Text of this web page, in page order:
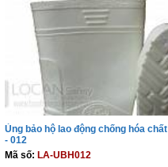
Ủng bảo hộ lao động chống hóa chất
- 012
Mã số: LA-UBH012